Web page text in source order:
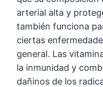
arterial alta y
también funciona
ciertas
general. Las
la inmunidad y
dañinos de los